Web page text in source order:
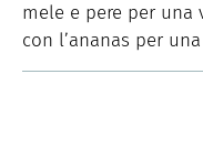
mele e pere per una
con l’ananas per